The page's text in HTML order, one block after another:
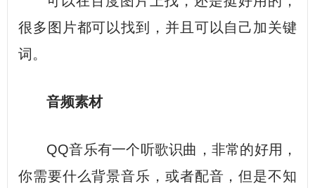
很多图片都可以找到，并且可以自己加关键
词。
音频素材
QQ音乐有一个听歌识曲，非常的好用，
你需要什么背景音乐，或者配音，但是不知